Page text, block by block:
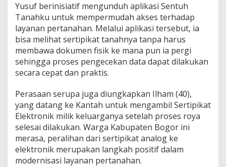
Yusuf berinisiatif mengunduh aplikasi Sentuh
Tanahku untuk mempermudah akses terhadap
layanan pertanahan. Melalui aplikasi tersebut, ia
bisa melihat sertipikat tanahnya tanpa harus
membawa dokumen fisik ke mana pun ia pergi
sehingga proses pengecekan data dapat dilakukan
secara cepat dan praktis.
Perasaan serupa juga diungkapkan Ilham (40),
yang datang ke Kantah untuk mengambil Sertipikat
Elektronik milik keluarganya setelah proses roya
selesai dilakukan. Warga Kabupaten Bogor ini
merasa, peralihan dari sertipikat analog ke
elektronik merupakan langkah positif dalam
modernisasi layanan pertanahan.